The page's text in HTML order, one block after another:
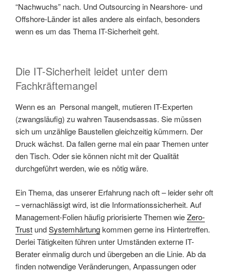
“Nachwuchs” nach. Und Outsourcing in Nearshore- und
Offshore-Länder ist alles andere als einfach, besonders
wenn es um das Thema IT-Sicherheit geht.
Die IT-Sicherheit leidet unter dem
Fachkräftemangel
Wenn es an Personal mangelt, mutieren IT-Experten
(zwangsläufig) zu wahren Tausendsassas. Sie müssen
sich um unzählige Baustellen gleichzeitig kümmern. Der
Druck wächst. Da fallen gerne mal ein paar Themen unter
den Tisch. Oder sie können nicht mit der Qualität
durchgeführt werden, wie es nötig wäre.
Ein Thema, das unserer Erfahrung nach oft – leider sehr oft
– vernachlässigt wird, ist die Informationssicherheit. Auf
Management-Folien häufig priorisierte Themen wieZero-
Trust undSystemhärtungkommen gerne ins Hintertreffen.
Derlei Tätigkeiten führen unter Umständen externe IT-
Berater einmalig durch und übergeben an die Linie. Ab da
finden notwendige Veränderungen, Anpassungen oder